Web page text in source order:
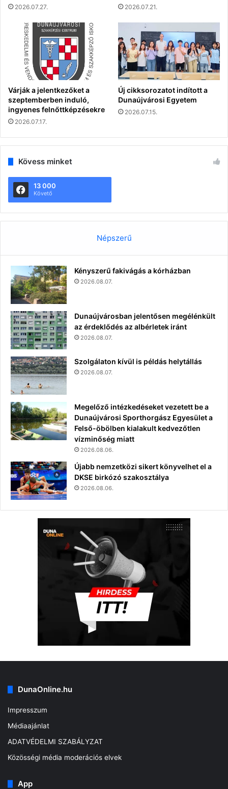
2026.07.27. 2026.07.21.
Várják a jelentkezőket a
szeptemberben induló,
ingyenes felnőttképzésekre
2026.07.17.
Új cikksorozatot indított a
Dunaújvárosi Egyetem
2026.07.15.
Kövess minket
13 000
Követő
Népszerű
Kényszerű fakivágás a kórházban
2026.08.07.
Dunaújvárosban jelentősen megélénkült
az érdeklődés az albérletek iránt
2026.08.07.
Szolgálaton kívül is példás helytállás
2026.08.07.
Megelőző intézkedéseket vezetett be a
Dunaújvárosi Sporthorgász Egyesület a
Felső-öbölben kialakult kedvezőtlen
vízminőség miatt
2026.08.06.
Újabb nemzetközi sikert könyvelhet el a
DKSE birkózó szakosztálya
2026.08.06.
DunaOnline.hu
Impresszum
Médiaajánlat
ADATVÉDELMI SZABÁLYZAT
Közösségi média moderációs elvek
App